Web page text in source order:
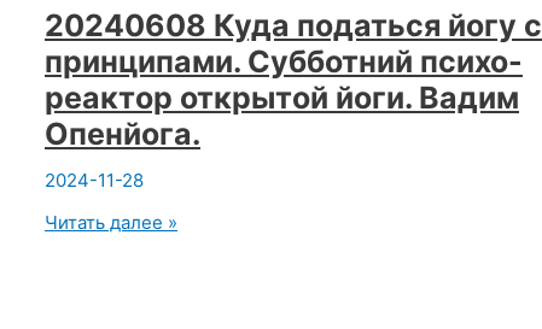
во
что
верим
Москва,
м.Новослободская.
Зебра.
20240608 Куда податься йогу с
принципами. Субботний психо-
реактор открытой йоги. Вадим
Опенйога.
2024-11-28
20240608
Читать далее »